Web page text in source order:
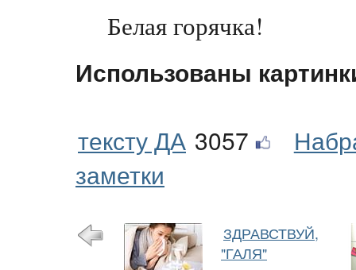
Белая горячка!
Использованы
тексту ДА 3057
заметки
ЗДРАВСТВУЙ,
"ГАЛЯ"